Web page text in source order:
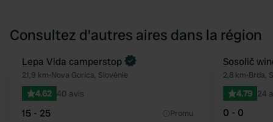
Consultez d'autres aires dans la région
Préféré
Lepa Vida camperstop
21,9 km•Nova Gorica, Slovénie
4.62 40 avis
15 - 25 Promu
Sosolič
2,8 km•Brda,
4.79 24
0 - 0